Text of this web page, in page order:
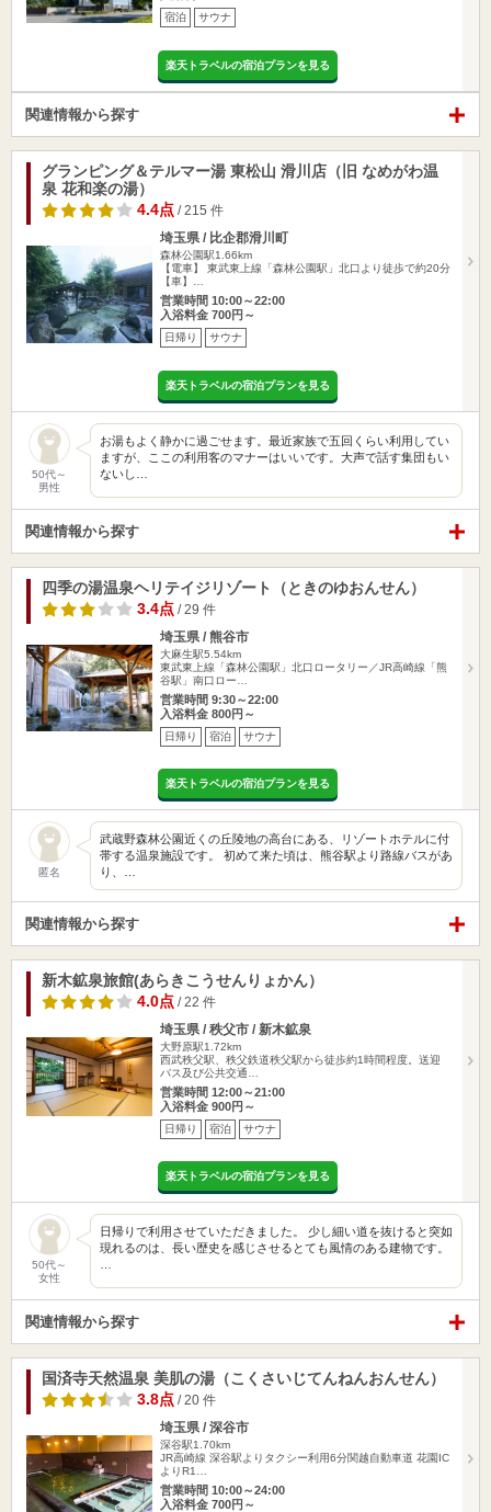
宿泊 サウナ
楽天トラベルの宿泊プランを見る
関連情報から探す
グランピング＆テルマー湯 東松山 滑川店（旧 なめがわ温
泉 花和楽の湯）
4.4点 / 215 件
埼玉県 / 比企郡滑川町
森林公園駅1.66km
【電車】 東武東上線「森林公園駅」北口より徒歩で約20分
【車】…
営業時間 10:00～22:00
入浴料金 700円～
日帰り サウナ
楽天トラベルの宿泊プランを見る
50代～
男性
お湯もよく静かに過ごせます。最近家族で五回くらい利用してい
ますが、ここの利用客のマナーはいいです。大声で話す集団もい
ないし…
関連情報から探す
四季の湯温泉ヘリテイジリゾート（ときのゆおんせん）
3.4点 / 29 件
埼玉県 / 熊谷市
大麻生駅5.54km
東武東上線「森林公園駅」北口ロータリー／JR高崎線「熊
谷駅」南口ロー…
営業時間 9:30～22:00
入浴料金 800円～
日帰り 宿泊 サウナ
楽天トラベルの宿泊プランを見る
匿名
武蔵野森林公園近くの丘陵地の高台にある、リゾートホテルに付
帯する温泉施設です。 初めて来た頃は、熊谷駅より路線バスがあ
り、…
関連情報から探す
新木鉱泉旅館(あらきこうせんりょかん）
4.0点 / 22 件
埼玉県 / 秩父市 / 新木鉱泉
大野原駅1.72km
西武秩父駅、秩父鉄道秩父駅から徒歩約1時間程度。送迎
バス及び公共交通…
営業時間 12:00～21:00
入浴料金 900円～
日帰り 宿泊 サウナ
楽天トラベルの宿泊プランを見る
50代～
女性
日帰りで利用させていただきました。 少し細い道を抜けると突如
現れるのは、長い歴史を感じさせるとても風情のある建物です。
関連情報から探す
国済寺天然温泉 美肌の湯（こくさいじてんねんおんせん）
3.8点 / 20 件
埼玉県 / 深谷市
深谷駅1.70km
JR高崎線 深谷駅よりタクシー利用6分関越自動車道 花園IC
よりR1…
営業時間 10:00～24:00
入浴料金 700円～